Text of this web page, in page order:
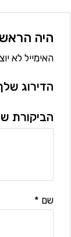
היה
האימייל לא
הדירוג
הביקורת
שם *